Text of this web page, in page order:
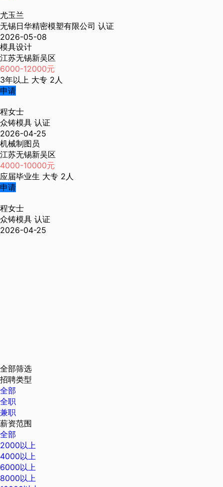
尤玉兰
无锡日华精密模塑有限公司 认证
2026-05-08
模具设计
江苏无锡新吴区
6000-12000元
3年以上 大专 2人
申请
程女士
众铸模具 认证
2026-04-25
机械制图员
江苏无锡新吴区
4000-10000元
应届毕业生 大专 2人
申请
程女士
众铸模具 认证
2026-04-25
全部筛选
招聘类型
全部
全职
兼职
薪资范围
全部
2000以上
4000以上
6000以上
8000以上